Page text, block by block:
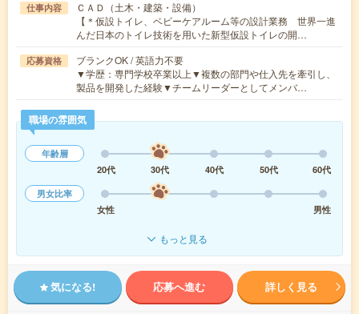
仕事内容
ＣＡＤ（土木・建築・設備）
【＊仮設トイレ、ベビーケアルーム等の設計業務 世界一進
んだ日本のトイレ技術を用いた新型仮設トイレの開…
応募資格
ブランクOK / 英語力不要
▼学歴：専門学校卒業以上▼複数の部門や仕入先を牽引し、
製品を開発した経験▼チームリーダーとしてメンバ…
職場の雰囲気
年齢層
20代
30代 40代 50代
60代
男女比率
女性
男性
もっと見る
気になる! 応募へ進む 詳しく見る